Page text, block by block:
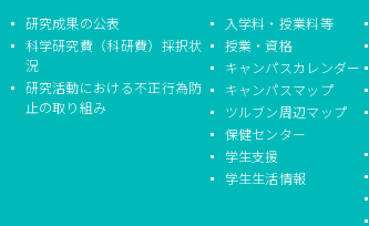
研究成果の公表
科学研究費（科研費）採択状
況
研究活動における不正行為防
止の取り組み
入学料・授業料等
授業・資格
キャンパスカレンダー
キャンパスマップ
ツルブン周辺マップ
保健センター
学生支援
学生生活情報